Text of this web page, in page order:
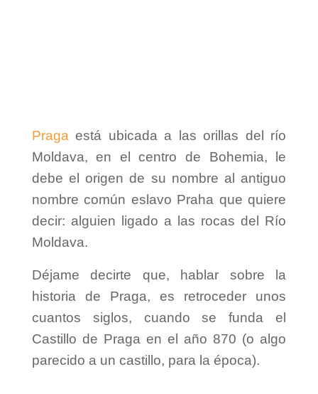
Praga está ubicada a las orillas del río
Moldava, en el centro de Bohemia, le
debe el origen de su nombre al antiguo
nombre común eslavo Praha que quiere
decir: alguien ligado a las rocas del Río
Moldava.
Déjame decirte que, hablar sobre la
historia de Praga, es retroceder unos
cuantos siglos, cuando se funda el
Castillo de Praga en el año 870 (o algo
parecido a un castillo, para la época).